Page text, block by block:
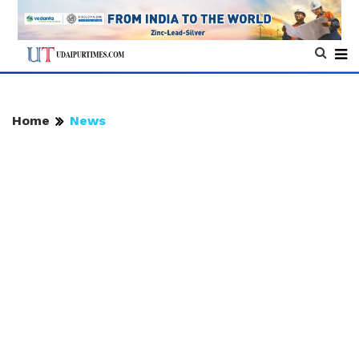
Home News